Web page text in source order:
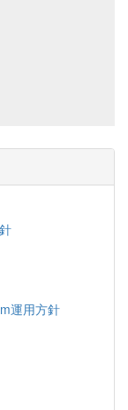
運用方針